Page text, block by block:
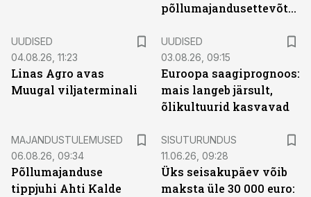
põllumajandusettevõtted
UUDISED
04.08.26, 11:23
Linas Agro avas
Muugal viljaterminali
UUDISED
03.08.26, 09:15
Euroopa saagiprognoos:
mais langeb järsult,
õlikultuurid kasvavad
MAJANDUSTULEMUSED
06.08.26, 09:34
Põllumajanduse
tippjuhi Ahti Kalde
SISUTURUNDUS
11.06.26, 09:28
Üks seisakupäev võib
maksta üle 30 000 euro: